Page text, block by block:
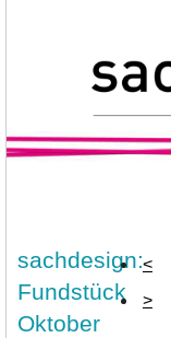
sachdesign:
Fundstück
Oktober
<
>